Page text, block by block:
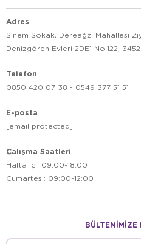
Adres
Sinem Sokak, Dereağzı Mahallesi
Denizgören Evleri 2DE1 No:122,
Telefon
0850 420 07 38 - 0549 377 51 51
E-posta
[email protected]
Çalışma Saatleri
Hafta içi: 09:00-18:00
Cumartesi: 09:00-12:00
BÜLTENİMİZE